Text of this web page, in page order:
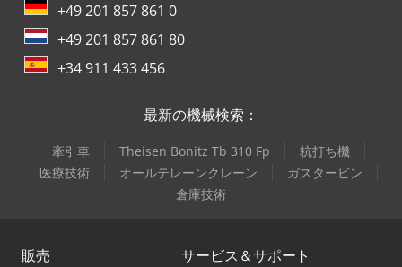
+49 201 857 861 0
+49 201 857 861 80
+34 911 433 456
最新の機械検索：
牽引車 Theisen Bonitz Tb 310 Fp
杭打ち機
医療技術
オールテレーンクレーン
ガスタービン
倉庫技術
販売 サービス＆サポート